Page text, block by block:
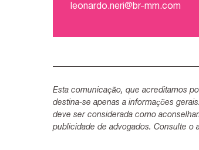
leonardo.neri@br-mm.com
Esta comunicação, que acreditamos
destina-se apenas a informações
deve ser considerada como
publicidade de advogados. Consulte o